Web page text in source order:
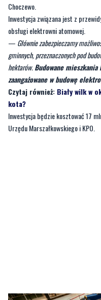
Choczewo.
Inwestycja związana jest z
obsługi elektrowni atomowej.
— Głównie zabezpieczamy
gminnych, przeznaczonych pod
hektarów.Budowane mieszkania
zaangażowane w budowę
Czytaj również: Biały wilk w
kota?
Inwestycja będzie kosztować 17
Urzędu Marszałkowskiego i KPO.